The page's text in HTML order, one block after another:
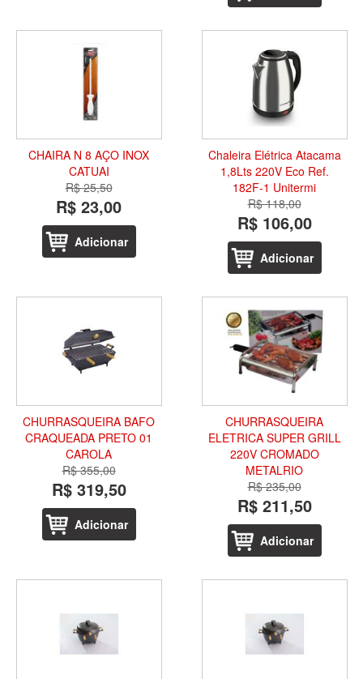
CHAIRA N 8 AÇO INOX
CATUAI
R$ 25,50
R$ 23,00
Adicionar
Chaleira Elétrica Atacama
1,8Lts 220V Eco Ref.
182F-1 Unitermi
R$ 118,00
R$ 106,00
Adicionar
CHURRASQUEIRA BAFO
CRAQUEADA PRETO 01
CAROLA
R$ 355,00
R$ 319,50
Adicionar
CHURRASQUEIRA
ELETRICA SUPER GRILL
220V CROMADO
METALRIO
R$ 235,00
R$ 211,50
Adicionar